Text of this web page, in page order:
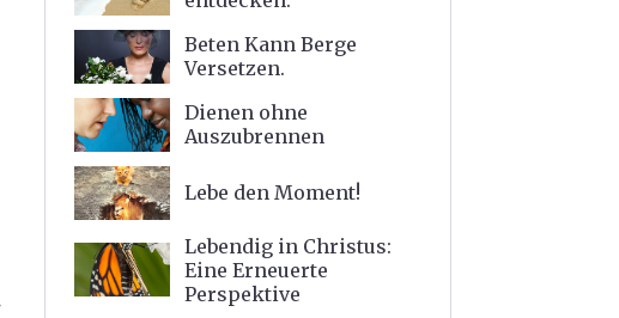
Beten Kann Berge
Versetzen.
Dienen ohne
Auszubrennen
Lebe den Moment!
Lebendig in Christus:
Eine Erneuerte
Perspektive